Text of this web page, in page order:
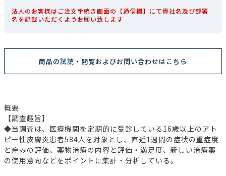
法人のお客様はご注文手続き画面の【通信欄】にて貴社名及び部署
名を記載いただくようお願い致します
商品の試読・閲覧およびお問い合わせはこちら
概要
【調査趣旨】
◆当調査は、医療機関を定期的に受診している16歳以上のアト
ピー性皮膚炎患者584人を対象とし、直近1週間の症状の重症度
と痒みの評価、薬物治療の内容と評価・満足度、新しい治療薬
の使用意向などをポイントに集計・分析している。